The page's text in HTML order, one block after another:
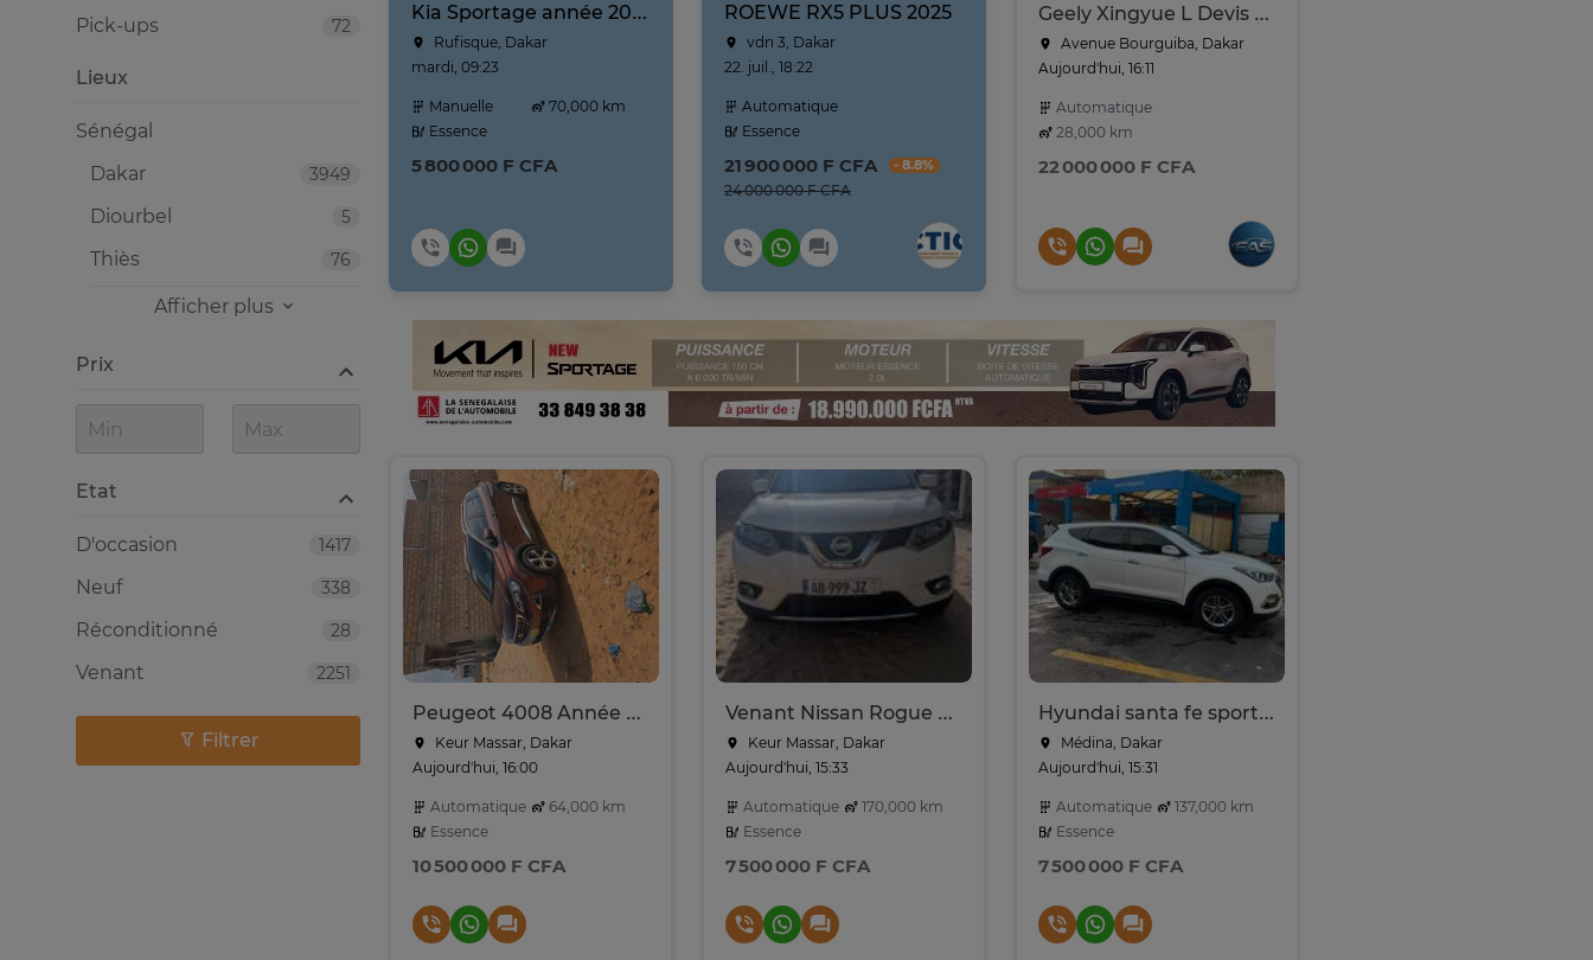
Kia Sportage année 2025
Rufisque, Dakar
mardi, 09:23
Manuelle
70,000 km
Essence
5 800 000 F CFA
ROEWE RX5 PLUS 2025
vdn 3, Dakar
22. juil., 18:22
Automatique
Essence
21 900 000 F CFA - 8.8%
24 000 000 F CFA
Geely Xingyue L Devis 2025
Avenue Bourguiba, Dakar
Aujourd'hui, 16:11
Automatique
28,000 km
22 000 000 F CFA
Peugeot 4008 Année 2017
Keur Massar, Dakar
Aujourd'hui, 16:00
Automatique
64,000 km
Essence
10 500 000 F CFA
Venant Nissan Rogue Sport 2016
Keur Massar, Dakar
Aujourd'hui, 15:33
Automatique
170,000 km
Essence
7 500 000 F CFA
Hyundai santa fe sport 2018
Médina, Dakar
Aujourd'hui, 15:31
Automatique
137,000 km
Essence
7 500 000 F CFA
Lieux
Sénégal
3949
Dakar
5
Diourbel
76
Thiès
Afficher plus
Prix
Etat
1417
D'occasion
338
Neuf
28
Réconditionné
2251
Venant
72
Pick-ups
Filtrer